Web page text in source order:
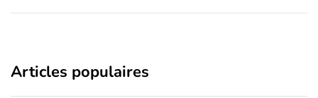
Articles populaires